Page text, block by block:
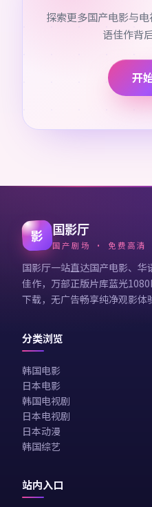
探索更多国产电影与
语佳作背
开
影 国影厅
国产剧场 · 免费高清
国影厅一站直达国产电影、
佳作，万部正版片库蓝光
下载，无广告畅享纯净观影体
分类浏览
韩国电影
日本电影
韩国电视剧
日本电视剧
日本动漫
韩国综艺
站内入口